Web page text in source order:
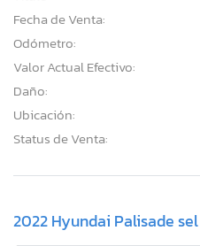
Fecha de Venta:
Odómetro:
Valor Actual Efectivo:
Daño:
Ubicación:
Status de Venta:
2022 Hyundai Palisade sel